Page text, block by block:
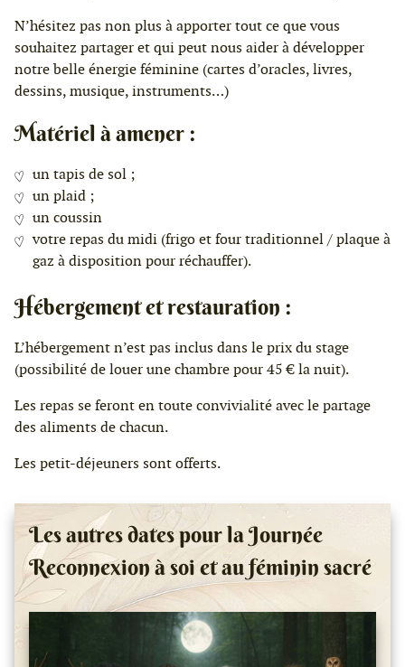
N’hésitez pas non plus à apporter tout ce que vous
souhaitez partager et qui peut nous aider à développer
notre belle énergie féminine (cartes d’oracles, livres,
dessins, musique, instruments…)
Matériel à amener :
un tapis de sol ;
un plaid ;
un coussin
votre repas du midi (frigo et four traditionnel / plaque à
gaz à disposition pour réchauffer).
Hébergement et restauration :
L’hébergement n’est pas inclus dans le prix du stage
(possibilité de louer une chambre pour 45 € la nuit).
Les repas se feront en toute convivialité avec le partage
des aliments de chacun.
Les petit-déjeuners sont offerts.
Les autres dates pour la Journée
Reconnexion à soi et au féminin sacré